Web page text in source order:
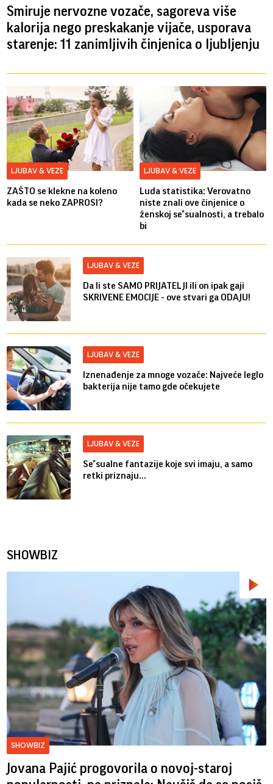
Smiruje nervozne vozače, sagoreva više
kalorija nego preskakanje vijače, usporava
starenje: 11 zanimljivih činjenica o ljubljenju
LJUBAV & VEZE
ZAŠTO se klekne na koleno
kada se neko ZAPROSI?
LJUBAV & VEZE
Luda statistika: Verovatno
niste znali ove činjenice o
ženskoj se*sualnosti, a trebalo
bi
LJUBAV & VEZE
Da li ste SAMO PRIJATELJI ili on ipak gaji
SKRIVENE EMOCIJE - ove stvari ga ODAJU!
LJUBAV & VEZE
Iznenađenje za mnoge vozače: Najveće leglo
bakterija nije tamo gde očekujete
LJUBAV & VEZE
Se*sualne fantazije koje svi imaju, a samo
retki priznaju...
SHOWBIZ
SHOWBIZ
Jovana Pajić progovorila o novoj-staroj